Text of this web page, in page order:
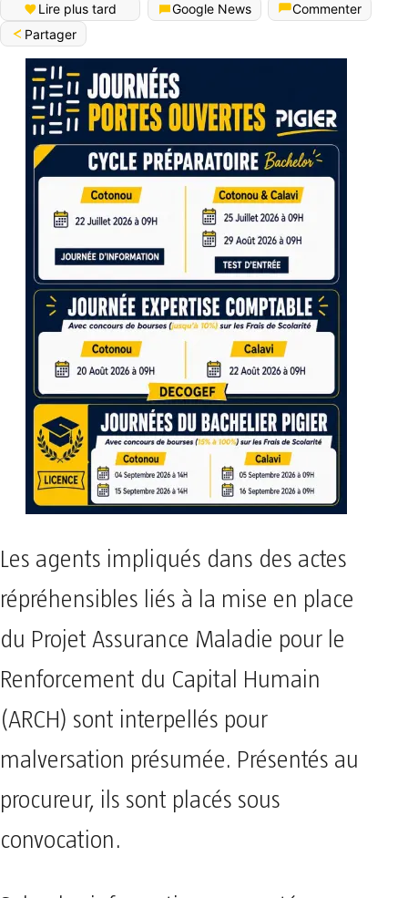
Lire plus tard Google News
Commenter
Partager
Les agents impliqués dans des actes
répréhensibles liés à la mise en place
du Projet Assurance Maladie pour le
Renforcement du Capital Humain
(ARCH) sont interpellés pour
malversation présumée. Présentés au
procureur, ils sont placés sous
convocation.